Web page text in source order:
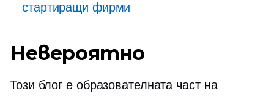
стартиращи фирми
Невероятно
Този блог е образователната част на